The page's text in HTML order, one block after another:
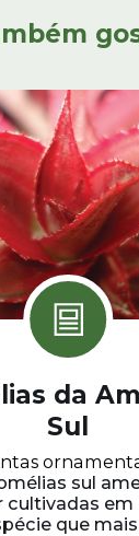
da
Sul
sul
cultivadas em
que mais